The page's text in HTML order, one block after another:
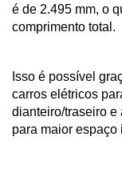
é de 2.495 mm, o
comprimento total.
Isso é possível
carros elétricos
dianteiro/traseiro e
para maior espaço